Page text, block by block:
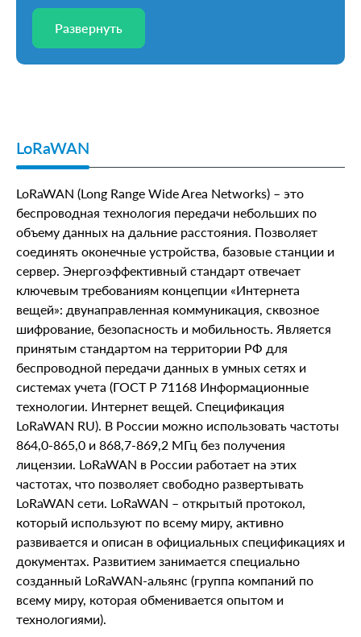
Развернуть
LoRaWAN
LoRaWAN (Long Range Wide Area Networks) – это
беспроводная технология передачи небольших по
объему данных на дальние расстояния. Позволяет
соединять оконечные устройства, базовые станции и
сервер. Энергоэффективный стандарт отвечает
ключевым требованиям концепции «Интернета
вещей»: двунаправленная коммуникация, сквозное
шифрование, безопасность и мобильность. Является
принятым стандартом на территории РФ для
беспроводной передачи данных в умных сетях и
системах учета (ГОСТ Р 71168 Информационные
технологии. Интернет вещей. Спецификация
LoRaWAN RU). В России можно использовать частоты
864,0-865,0 и 868,7-869,2 МГц без получения
лицензии. LoRaWAN в России работает на этих
частотах, что позволяет свободно развертывать
LoRaWAN сети. LoRaWAN – открытый протокол,
который используют по всему миру, активно
развивается и описан в официальных спецификациях и
документах. Развитием занимается специально
созданный LoRaWAN-альянс (группа компаний по
всему миру, которая обменивается опытом и
технологиями).